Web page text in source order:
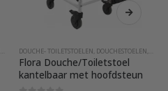
DOUCHE- TOILETSTOELEN, DOUCHESTOELEN,
Flora Douche/Toiletstoel
kantelbaar met hoofdsteun